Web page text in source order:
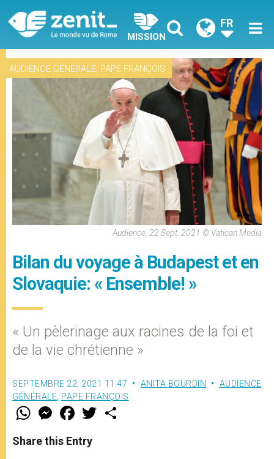
MISSION
FR
AUDIENCE GÉNÉRALE, PAPE FRANÇOIS
Audience, 22 Sept. 2021 © Vatican Media
Bilan du voyage à Budapest et en
Slovaquie: « Ensemble! »
« Un pèlerinage aux racines de la foi et
de la vie chrétienne »
SEPTEMBRE 22, 2021 11:47 ANITA BOURDIN
AUDIENCE
GÉNÉRALE PAPE FRANÇOIS
W
t
s
M
e
s
e
F
a
e
b
w
Share this Entry